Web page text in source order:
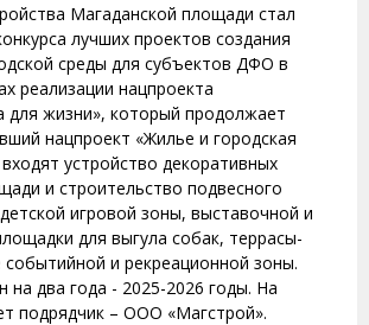
Магаданской площади стал
лучших проектов создания
среды для субъектов ДФО в
реализации нацпроекта
для жизни», который продолжает
нацпроект «Жилье и городская
устройство декоративных
и строительство подвесного
игровой зоны, выставочной и
для выгула собак, террасы-
и рекреационной зоны.
на два года - 2025-2026 годы. На
подрядчик – ООО «Магстрой».